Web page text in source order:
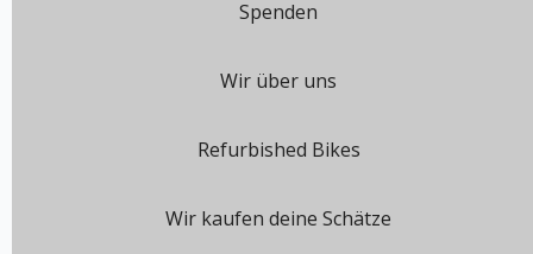
Spenden
Wir über uns
Refurbished Bikes
Wir kaufen deine Schätze